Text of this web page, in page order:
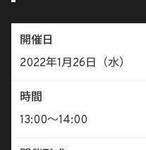
開催日
2022年1月26日（水）
時間
13:00〜14:00